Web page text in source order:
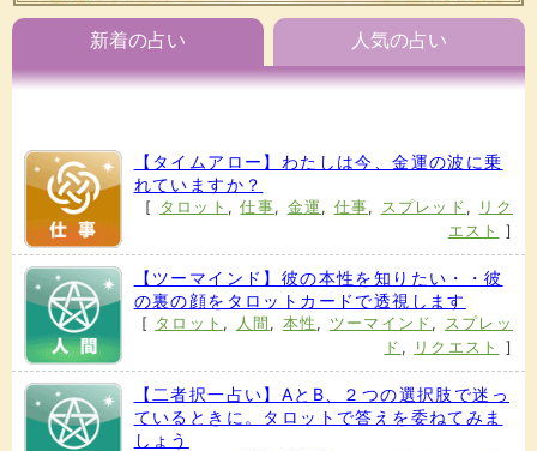
新着の占い 人気の占い
【タイムアロー】わたしは今、金運の波に乗
れていますか？
[ タロット ,仕事, 金運 , 仕事, スプレッド ,
リク
エスト
]
【ツーマインド】彼の本性を知りたい・・彼
の裏の顔をタロットカードで透視します
[ タロット , 人間 , 本性 , ツーマインド , スプレッ
ド , リクエスト ]
【二者択一占い】AとB、２つの選択肢で迷っ
ているときに。タロットで答えを委ねてみま
しょう